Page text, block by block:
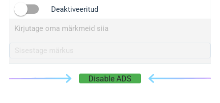
Deaktiveeritud
Kirjutage oma märkmeid siia
Disable ADS